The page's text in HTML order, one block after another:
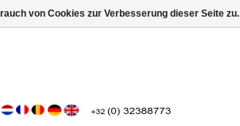
von Cookies zur Verbesserung dieser Seite zu.